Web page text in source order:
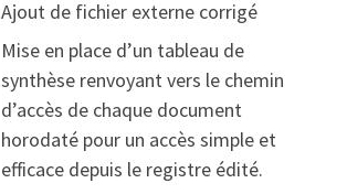
Ajout de fichier externe corrigé
Mise en place d’un tableau de
synthèse renvoyant vers le chemin
d’accès de chaque document
horodaté pour un accès simple et
efficace depuis le registre édité.